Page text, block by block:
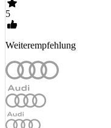
5
Weiterempfehlung